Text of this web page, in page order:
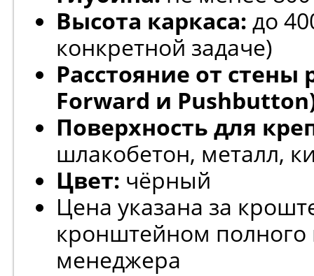
Высота каркаса: до
конкретной задаче)
Расстояние от
Forward и
Поверхность для
шлакобетон, металл,
Цвет: чёрный
Цена указана за
кронштейном полного
менеджера